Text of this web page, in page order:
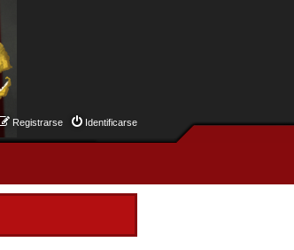
Identificarse
Registrarse